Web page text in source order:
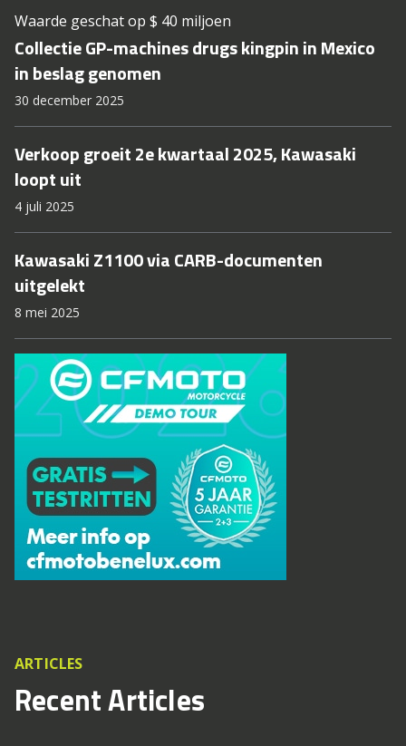
Waarde geschat op $ 40 miljoen
Collectie GP-machines drugs kingpin in Mexico
in beslag genomen
30 december 2025
Verkoop groeit 2e kwartaal 2025, Kawasaki
loopt uit
4 juli 2025
Kawasaki Z1100 via CARB-documenten
uitgelekt
8 mei 2025
ARTICLES
Recent Articles